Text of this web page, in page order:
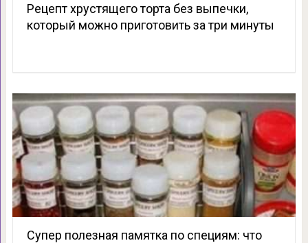
Рецепт хрустящего торта без выпечки,
который можно приготовить за три минуты
Супер полезная памятка по специям: что